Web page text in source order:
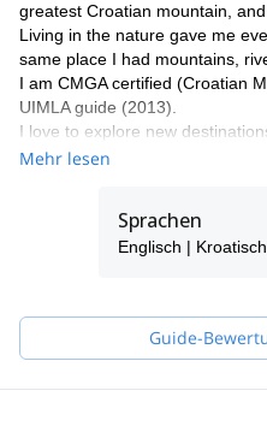
greatest Croatian mountain,
Living in the nature gave me
same place I had mountains,
I am CMGA certified (Croatian
UIMLA guide (2013).
I love to explore new
lovers. And there's more than
In the end, my goal is for you
this experience!
Mehr lesen
Sprachen
Englisch | Kroatisch
Guide-